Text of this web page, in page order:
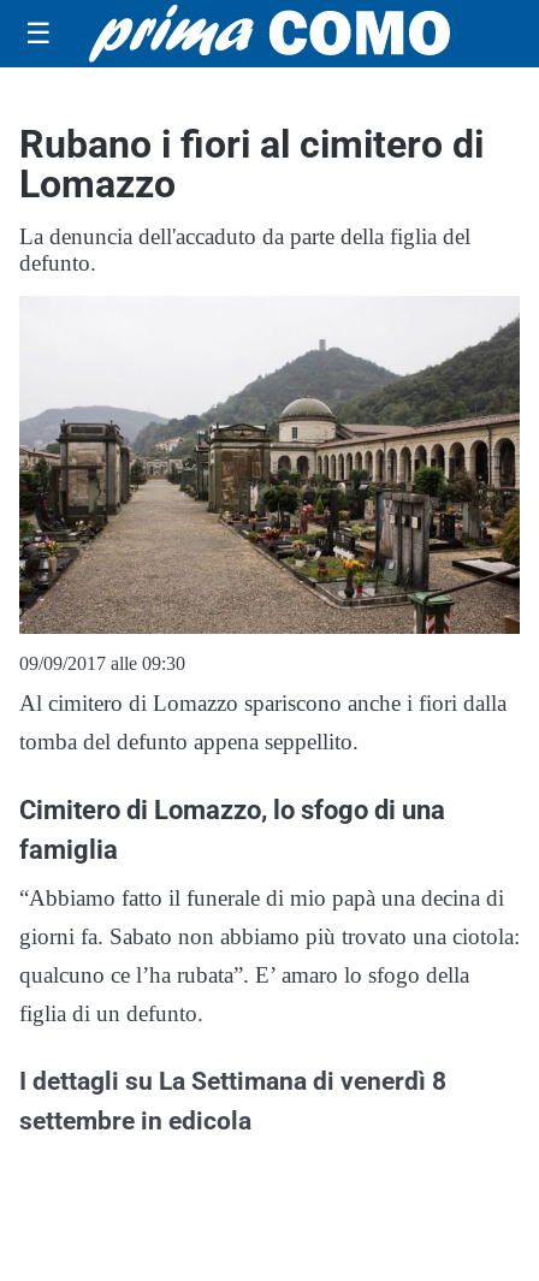
☰
Rubano i fiori al cimitero di
Lomazzo
La denuncia dell'accaduto da parte della figlia del
defunto.
09/09/2017 alle 09:30
Al cimitero di Lomazzo spariscono anche i fiori dalla
tomba del defunto appena seppellito.
Cimitero di Lomazzo, lo sfogo di una
famiglia
“Abbiamo fatto il funerale di mio papà una decina di
giorni fa. Sabato non abbiamo più trovato una ciotola:
qualcuno ce l’ha rubata”. E’ amaro lo sfogo della
figlia di un defunto.
I dettagli su La Settimana di venerdì 8
settembre in edicola